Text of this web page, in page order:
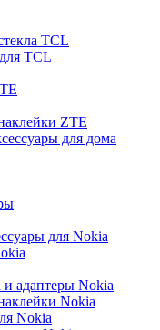
TCL
TCL
ZTE
для дома
для Nokia
и адаптеры Nokia
Nokia
Nokia